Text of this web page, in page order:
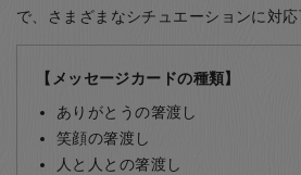
で、さまざまなシチュエーションに対応
【メッセージカードの種類】
ありがとうの箸渡し
笑顔の箸渡し
人と人との箸渡し